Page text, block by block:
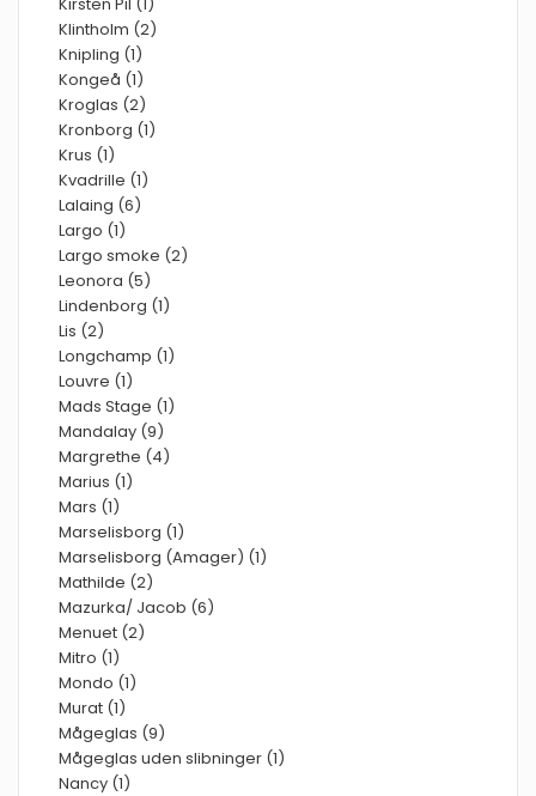
Klintholm (2)
Knipling (1)
Kongeå (1)
Kroglas (2)
Kronborg (1)
Krus (1)
Kvadrille (1)
Lalaing (6)
Largo (1)
Largo smoke (2)
Leonora (5)
Lindenborg (1)
Lis (2)
Longchamp (1)
Louvre (1)
Mads Stage (1)
Mandalay (9)
Margrethe (4)
Marius (1)
Mars (1)
Marselisborg (1)
Marselisborg (Amager) (1)
Mathilde (2)
Mazurka/ Jacob (6)
Menuet (2)
Mitro (1)
Mondo (1)
Murat (1)
Mågeglas (9)
Mågeglas uden slibninger (1)
Nancy (1)